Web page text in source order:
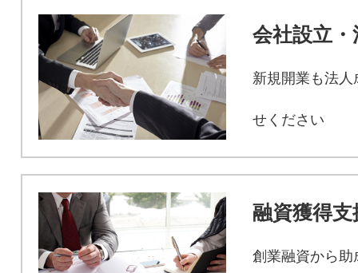
会社設立
新規開業も法人
せください
融資獲得支
創業融資から助